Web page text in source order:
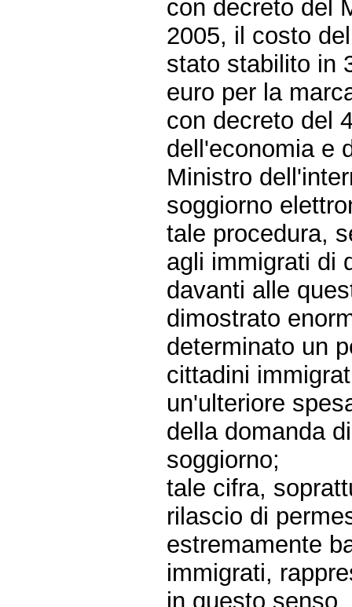
con decreto del
2005, il costo
stato stabilito in
euro per la
con decreto del
dell'economia e
Ministro
soggiorno
tale procedura,
agli immigrati di
davanti alle
dimostrato
determinato un
cittadini
un'ulteriore
della domanda
soggiorno;
tale cifra,
rilascio di
estremamente
immigrati,
in questo